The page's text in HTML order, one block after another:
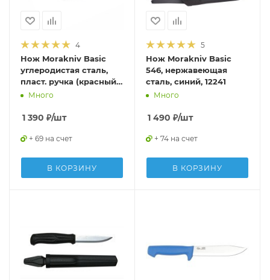
4
Нож Morakniv Basic
углеродистая сталь,
пласт. ручка (красный),
12147
Много
1 390 ₽/шт
+ 69 на счет
В КОРЗИНУ
5
Нож Morakniv Basic
546, нержавеющая
сталь, синий, 12241
Много
1 490 ₽/шт
+ 74 на счет
В КОРЗИНУ